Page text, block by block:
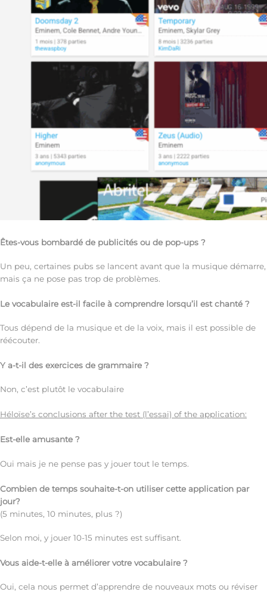
Êtes-vous bombardé de publicités ou de pop-ups ?
Un peu, certaines pubs se lancent avant que la musique démarre,
mais ça ne pose pas trop de problèmes.
Le vocabulaire est-il facile à comprendre lorsqu’il est chanté ?
Tous dépend de la musique et de la voix, mais il est possible de
réécouter.
Y a-t-il des exercices de grammaire ?
Non, c’est plutôt le vocabulaire
Héloïse’s conclusions after the test (l’essai) of the application:
Est-elle amusante ?
Oui mais je ne pense pas y jouer tout le temps.
Combien de temps souhaite-t-on utiliser cette application par
jour?
(5 minutes, 10 minutes, plus ?)
Selon moi, y jouer 10-15 minutes est suffisant.
Vous aide-t-elle à améliorer votre vocabulaire ?
Oui, cela nous permet d’apprendre de nouveaux mots ou réviser